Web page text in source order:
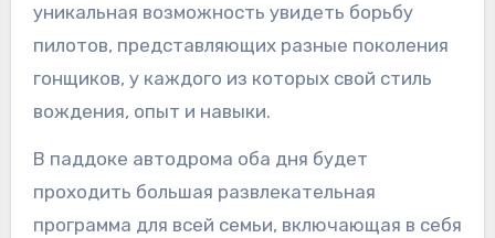
уникальная возможность увидеть борьбу
пилотов, представляющих разные поколения
гонщиков, у каждого из которых свой стиль
вождения, опыт и навыки.
В паддоке автодрома оба дня будет
проходить большая развлекательная
программа для всей семьи, включающая в себя